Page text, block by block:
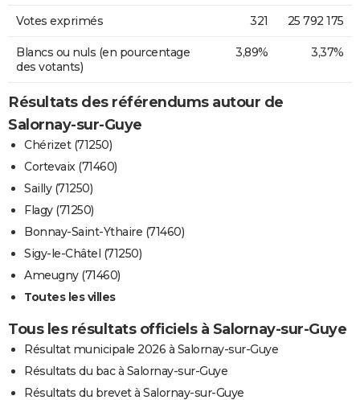
Votes exprimés 321 25 792 175
Blancs ou nuls (en pourcentage
des votants)
3,89% 3,37%
Résultats des référendums autour de
Salornay-sur-Guye
Chérizet (71250)
Cortevaix (71460)
Sailly (71250)
Flagy (71250)
Bonnay-Saint-Ythaire (71460)
Sigy-le-Châtel (71250)
Ameugny (71460)
Toutes les villes
Tous les résultats officiels à Salornay-sur-Guye
Résultat municipale 2026 à Salornay-sur-Guye
Résultats du bac à Salornay-sur-Guye
Résultats du brevet à Salornay-sur-Guye